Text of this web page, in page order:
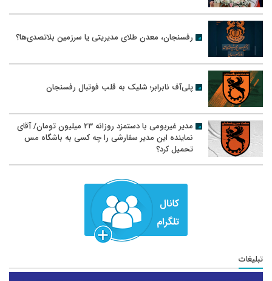
رفسنجان، معدن طلای مدیریتی یا سرزمین بلاتصدی‌ها؟
پلی‌آف نابرابر؛ شلیک به قلب فوتبال رفسنجان
مدیر غیربومی با دستمزد روزانه ۲۳ میلیون تومان/ آقای
نماینده این مدیر سفارشی را چه کسی به باشگاه مس
تحمیل کرد؟
تبلیغات